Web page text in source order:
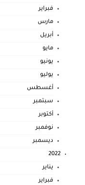
فبراير
مارس
أبريل
مايو
يونيو
يوليو
أغسطس
سبتمبر
أكتوبر
نوفمبر
ديسمبر
2022
يناير
فبراير